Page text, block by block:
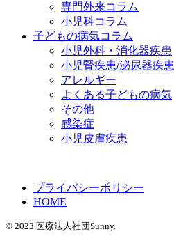
専門外来コラム
小児科コラム
子どもの病気コラム
小児外科・消化器疾患
小児腎疾患/泌尿器疾患
アレルギー
よくある子どもの病気
その他
感染症
小児皮膚疾患
プライバシーポリシー
HOME
© 2023 医療法人社団Sunny.